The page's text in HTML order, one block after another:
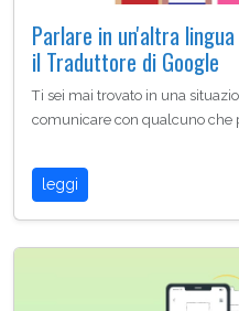
Parlare in un'altra
il Traduttore di Google
Ti sei mai trovato in una
comunicare con qualcuno che
leggi